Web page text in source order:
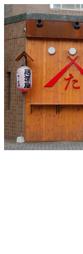
メ
イ
ン
コ
ン
テ
ン
ツ
へ
移
動